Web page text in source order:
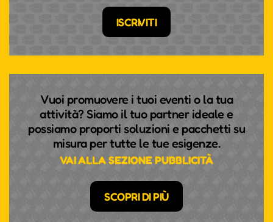
ISCRIVITI
Vuoi promuovere i tuoi eventi o la tua
attività? Siamo il tuo partner ideale e
possiamo proporti soluzioni e pacchetti su
misura per tutte le tue esigenze.
VAI ALLA SEZIONE PUBBLICITÀ
SCOPRI DI PIÙ